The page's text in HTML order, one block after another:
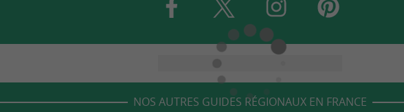
NOS AUTRES GUIDES RÉGIONAUX EN FRANCE